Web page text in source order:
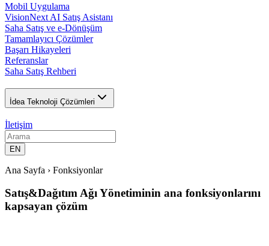
Mobil Uygulama
VisionNext AI Satış Asistanı
Saha Satış ve e-Dönüşüm
Tamamlayıcı Çözümler
Başarı Hikayeleri
Referanslar
Saha Satış Rehberi
İdea Teknoloji Çözümleri
İletişim
EN
Ana Sayfa › Fonksiyonlar
Satış&Dağıtım Ağı Yönetiminin ana fonksiyonlarını
kapsayan çözüm